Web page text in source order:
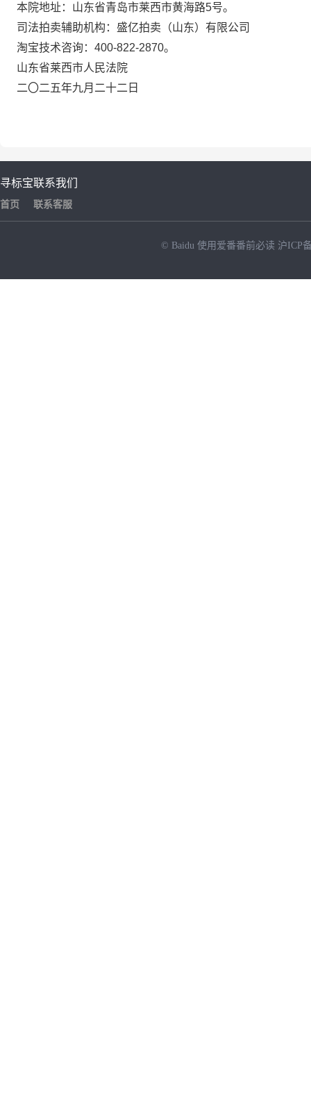
本院地址：山东省青岛市莱西市黄海路5号。
司法拍卖辅助机构：盛亿拍卖（山东）有限公司
淘宝技术咨询： 400-822-2870。
山东省莱西市人民法院
二〇二五年九月二十二日
寻标宝
首页
联系我们
联系客服
© Baidu 使用爱番番前必读 沪ICP